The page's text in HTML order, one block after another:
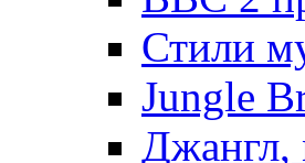
Стили
Jungle
Джангл,